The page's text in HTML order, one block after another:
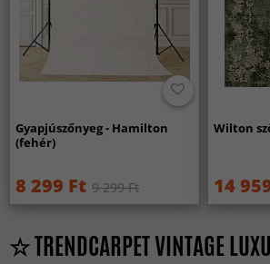
Gyapjúszőnyeg - Hamilton
(fehér)
8 299 Ft 9 299 Ft
Wilton
14
☆ TRENDCARPET VINTAGE